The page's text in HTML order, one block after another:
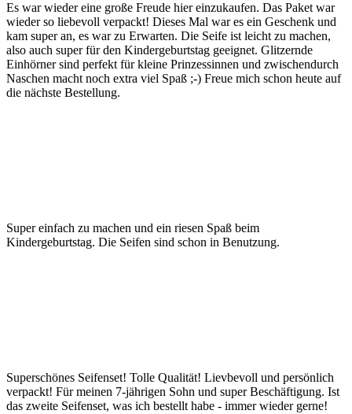
Es war wieder eine große Freude hier einzukaufen. Das Paket war
wieder so liebevoll verpackt! Dieses Mal war es ein Geschenk und
kam super an, es war zu Erwarten. Die Seife ist leicht zu machen,
also auch super für den Kindergeburtstag geeignet. Glitzernde
Einhörner sind perfekt für kleine Prinzessinnen und zwischendurch
Naschen macht noch extra viel Spaß ;-) Freue mich schon heute auf
die nächste Bestellung.
Super einfach zu machen und ein riesen Spaß beim
Kindergeburtstag. Die Seifen sind schon in Benutzung.
Superschönes Seifenset! Tolle Qualität! Lievbevoll und persönlich
verpackt! Für meinen 7-jährigen Sohn und super Beschäftigung. Ist
das zweite Seifenset, was ich bestellt habe - immer wieder gerne!